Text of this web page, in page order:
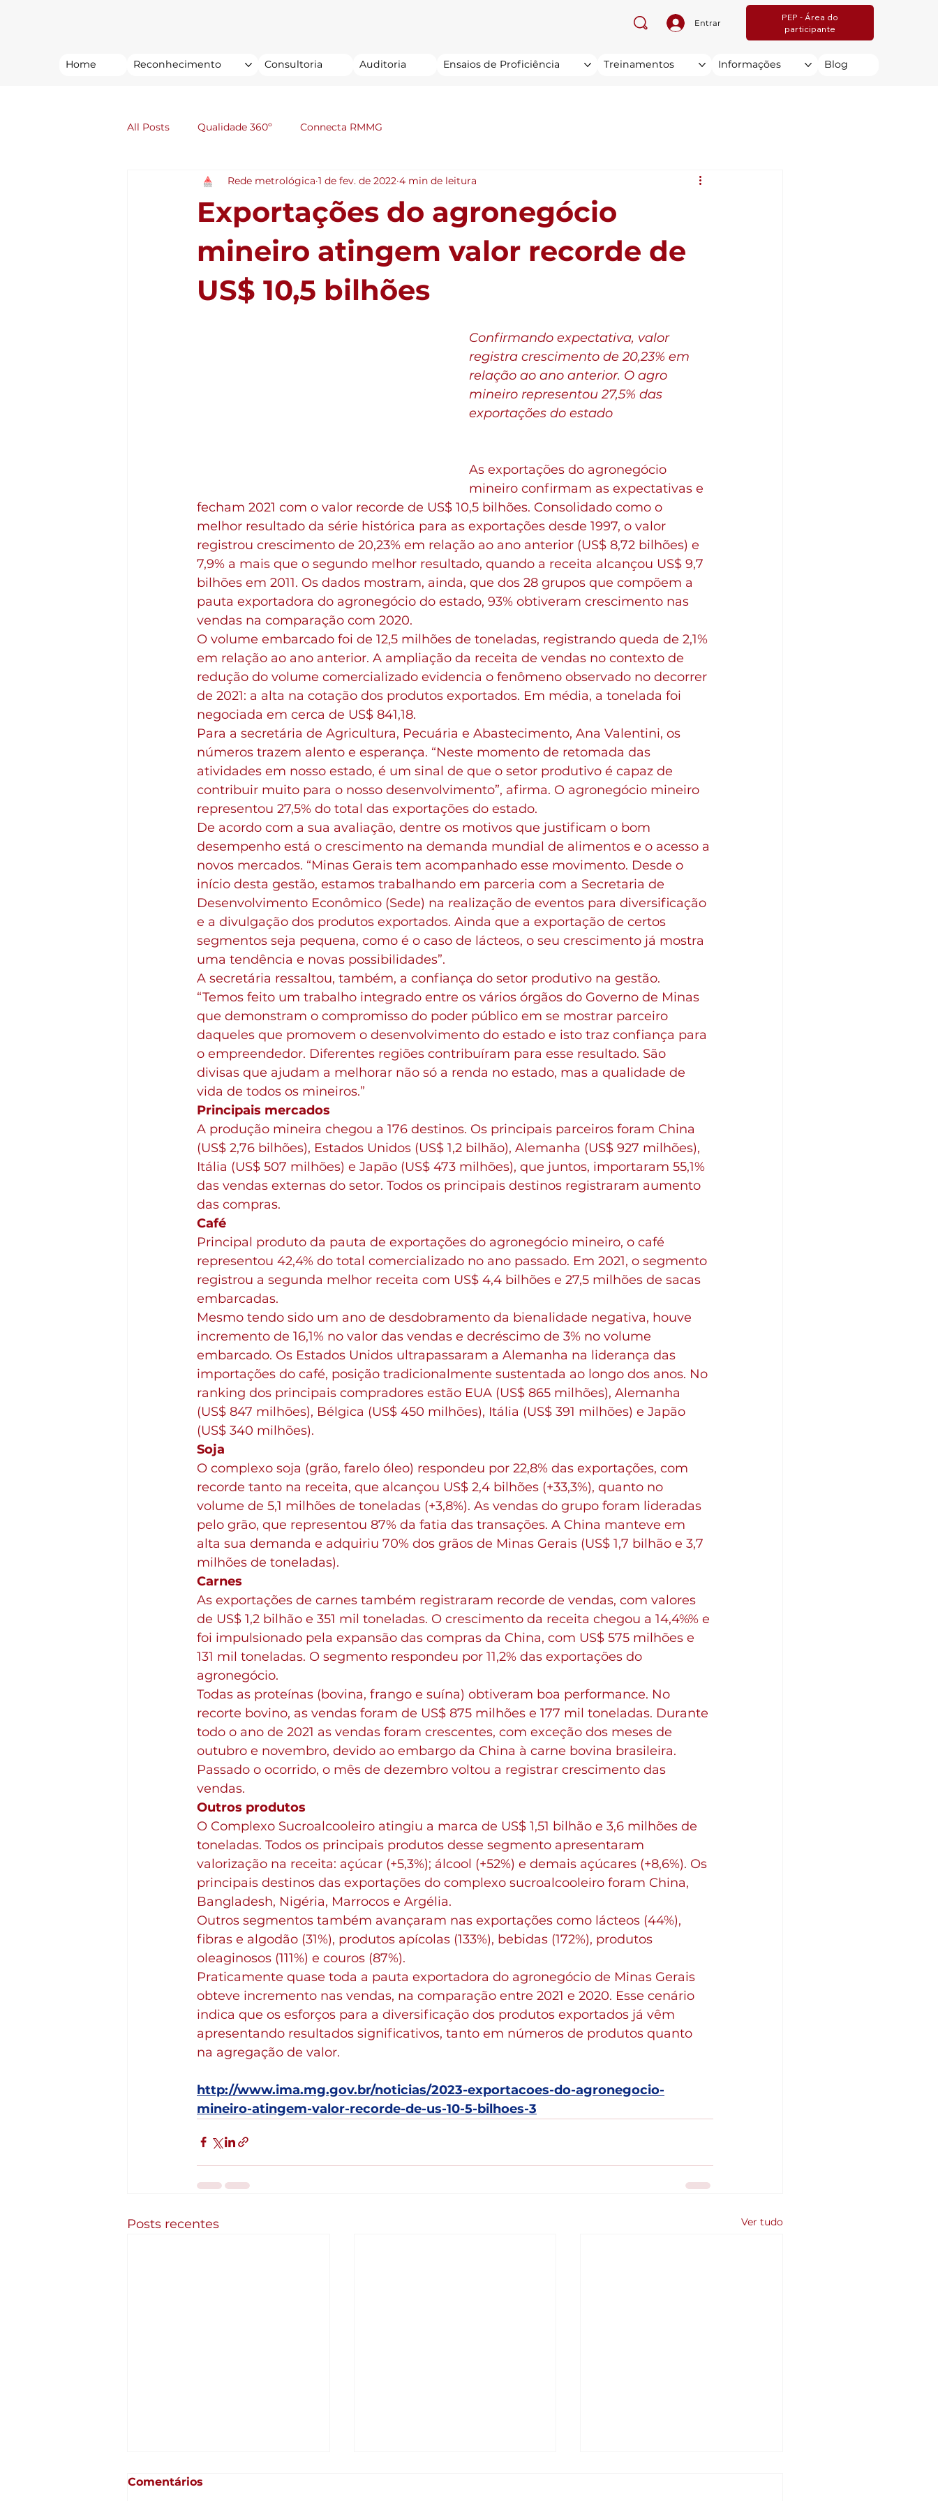
Entrar
PEP - Área do
participante
Home Reconhecimento Consultoria Auditoria Ensaios de Proficiência Treinamentos Informações Blog
All Posts Qualidade 360º Connecta RMMG
Exportações do agronegócio
mineiro atingem valor recorde de
US$ 10,5 bilhões
Rede metrológica 1 de fev. de 2022 4 min de leitura
Confirmando expectativa, valor
registra crescimento de 20,23% em
relação ao ano anterior. O agro
mineiro representou 27,5% das
exportações do estado
As exportações do agronegócio
mineiro confirmam as expectativas e
fecham 2021 com o valor recorde de US$ 10,5 bilhões. Consolidado como o
melhor resultado da série histórica para as exportações desde 1997, o valor
registrou crescimento de 20,23% em relação ao ano anterior (US$ 8,72 bilhões) e
7,9% a mais que o segundo melhor resultado, quando a receita alcançou US$ 9,7
bilhões em 2011. Os dados mostram, ainda, que dos 28 grupos que compõem a
pauta exportadora do agronegócio do estado, 93% obtiveram crescimento nas
vendas na comparação com 2020.
O volume embarcado foi de 12,5 milhões de toneladas, registrando queda de 2,1%
em relação ao ano anterior. A ampliação da receita de vendas no contexto de
redução do volume comercializado evidencia o fenômeno observado no decorrer
de 2021: a alta na cotação dos produtos exportados. Em média, a tonelada foi
negociada em cerca de US$ 841,18.
Para a secretária de Agricultura, Pecuária e Abastecimento, Ana Valentini, os
números trazem alento e esperança. “Neste momento de retomada das
atividades em nosso estado, é um sinal de que o setor produtivo é capaz de
contribuir muito para o nosso desenvolvimento”, afirma. O agronegócio mineiro
representou 27,5% do total das exportações do estado.
De acordo com a sua avaliação, dentre os motivos que justificam o bom
desempenho está o crescimento na demanda mundial de alimentos e o acesso a
novos mercados. “Minas Gerais tem acompanhado esse movimento. Desde o
início desta gestão, estamos trabalhando em parceria com a Secretaria de
Desenvolvimento Econômico (Sede) na realização de eventos para diversificação
e a divulgação dos produtos exportados. Ainda que a exportação de certos
segmentos seja pequena, como é o caso de lácteos, o seu crescimento já mostra
uma tendência e novas possibilidades”.
A secretária ressaltou, também, a confiança do setor produtivo na gestão.
“Temos feito um trabalho integrado entre os vários órgãos do Governo de Minas
que demonstram o compromisso do poder público em se mostrar parceiro
daqueles que promovem o desenvolvimento do estado e isto traz confiança para
o empreendedor. Diferentes regiões contribuíram para esse resultado. São
divisas que ajudam a melhorar não só a renda no estado, mas a qualidade de
vida de todos os mineiros.”
Principais mercados
A produção mineira chegou a 176 destinos. Os principais parceiros foram China
(US$ 2,76 bilhões), Estados Unidos (US$ 1,2 bilhão), Alemanha (US$ 927 milhões),
Itália (US$ 507 milhões) e Japão (US$ 473 milhões), que juntos, importaram 55,1%
das vendas externas do setor. Todos os principais destinos registraram aumento
das compras.
Café
Principal produto da pauta de exportações do agronegócio mineiro, o café
representou 42,4% do total comercializado no ano passado. Em 2021, o segmento
registrou a segunda melhor receita com US$ 4,4 bilhões e 27,5 milhões de sacas
embarcadas.
Mesmo tendo sido um ano de desdobramento da bienalidade negativa, houve
incremento de 16,1% no valor das vendas e decréscimo de 3% no volume
embarcado. Os Estados Unidos ultrapassaram a Alemanha na liderança das
importações do café, posição tradicionalmente sustentada ao longo dos anos. No
ranking dos principais compradores estão EUA (US$ 865 milhões), Alemanha
(US$ 847 milhões), Bélgica (US$ 450 milhões), Itália (US$ 391 milhões) e Japão
(US$ 340 milhões).
Soja
O complexo soja (grão, farelo óleo) respondeu por 22,8% das exportações, com
recorde tanto na receita, que alcançou US$ 2,4 bilhões (+33,3%), quanto no
volume de 5,1 milhões de toneladas (+3,8%). As vendas do grupo foram lideradas
pelo grão, que representou 87% da fatia das transações. A China manteve em
alta sua demanda e adquiriu 70% dos grãos de Minas Gerais (US$ 1,7 bilhão e 3,7
milhões de toneladas).
Carnes
As exportações de carnes também registraram recorde de vendas, com valores
de US$ 1,2 bilhão e 351 mil toneladas. O crescimento da receita chegou a 14,4%% e
foi impulsionado pela expansão das compras da China, com US$ 575 milhões e
131 mil toneladas. O segmento respondeu por 11,2% das exportações do
agronegócio.
Todas as proteínas (bovina, frango e suína) obtiveram boa performance. No
recorte bovino, as vendas foram de US$ 875 milhões e 177 mil toneladas. Durante
todo o ano de 2021 as vendas foram crescentes, com exceção dos meses de
outubro e novembro, devido ao embargo da China à carne bovina brasileira.
Passado o ocorrido, o mês de dezembro voltou a registrar crescimento das
vendas.
Outros produtos
O Complexo Sucroalcooleiro atingiu a marca de US$ 1,51 bilhão e 3,6 milhões de
toneladas. Todos os principais produtos desse segmento apresentaram
valorização na receita: açúcar (+5,3%); álcool (+52%) e demais açúcares (+8,6%). Os
principais destinos das exportações do complexo sucroalcooleiro foram China,
Bangladesh, Nigéria, Marrocos e Argélia.
Outros segmentos também avançaram nas exportações como lácteos (44%),
fibras e algodão (31%), produtos apícolas (133%), bebidas (172%), produtos
oleaginosos (111%) e couros (87%).
Praticamente quase toda a pauta exportadora do agronegócio de Minas Gerais
obteve incremento nas vendas, na comparação entre 2021 e 2020. Esse cenário
indica que os esforços para a diversificação dos produtos exportados já vêm
apresentando resultados significativos, tanto em números de produtos quanto
na agregação de valor.
http://www.ima.mg.gov.br/noticias/2023-exportacoes-do-agronegocio-
mineiro-atingem-valor-recorde-de-us-10-5-bilhoes-3
Posts recentes Ver tudo
Comentários